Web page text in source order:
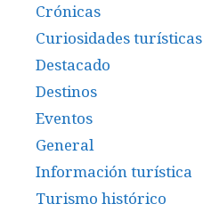
Crónicas
Curiosidades turísticas
Destacado
Destinos
Eventos
General
Información turística
Turismo histórico